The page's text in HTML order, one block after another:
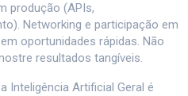
produção (APIs,
Networking e participação em
oportunidades rápidas. Não
resultados tangíveis.
Inteligência Artificial Geral é